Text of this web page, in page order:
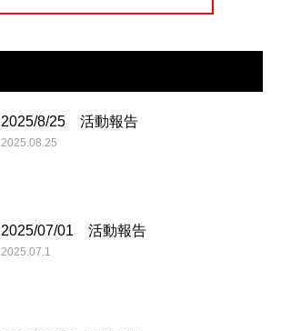
2025/8/25 活動報告
2025.08.25
2025/07/01 活動報告
2025.07.1